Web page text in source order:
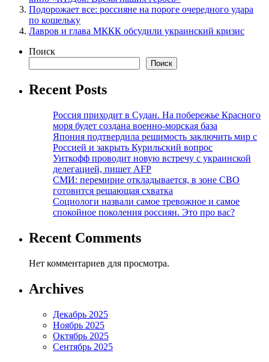
Подорожает все: россияне на пороге очередного удара
по кошельку
Лавров и глава МККК обсудили украинский кризис
Поиск
Поиск
Recent Posts
Россия приходит в Судан. На побережье Красного
моря будет создана военно-морская база
Япония подтвердила решимость заключить мир с
Россией и закрыть Курильский вопрос
Уиткофф проводит новую встречу с украинской
делегацией, пишет AFP
СМИ: перемирие откладывается, в зоне СВО
готовится решающая схватка
Социологи назвали самое тревожное и самое
спокойное поколения россиян. Это про вас?
Recent Comments
Нет комментариев для просмотра.
Archives
Декабрь 2025
Ноябрь 2025
Октябрь 2025
Сентябрь 2025